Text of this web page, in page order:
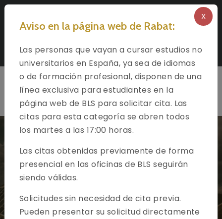
Síganos
X
Aviso en la página web de Rabat:
Las personas que vayan a cursar estudios no
universitarios en España, ya sea de idiomas
o de formación profesional, disponen de una
línea exclusiva para estudiantes en la
página web de BLS para solicitar cita. Las
citas para esta categoría se abren todos
los martes a las 17:00 horas.
Las citas obtenidas previamente de forma
presencial en las oficinas de BLS seguirán
siendo válidas.
Solicitudes sin necesidad de cita previa.
Pueden presentar su solicitud directamente
Bienvenido a
BLS International
Socio oficial de la Embajada de España en Rabat